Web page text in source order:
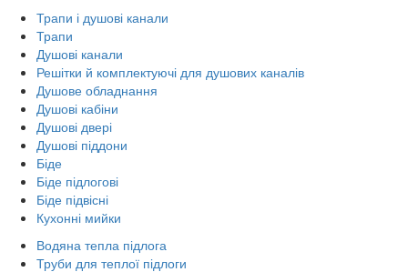
Трапи і душові канали
Трапи
Душові канали
Решітки й комплектуючі для душових каналів
Душове обладнання
Душові кабіни
Душові двері
Душові піддони
Біде
Біде підлогові
Біде підвісні
Кухонні мийки
Водяна тепла підлога
Труби для теплої підлоги